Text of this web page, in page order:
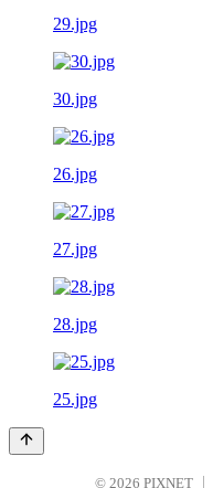
29.jpg
30.jpg
26.jpg
27.jpg
28.jpg
25.jpg
© 2026 PIXNET